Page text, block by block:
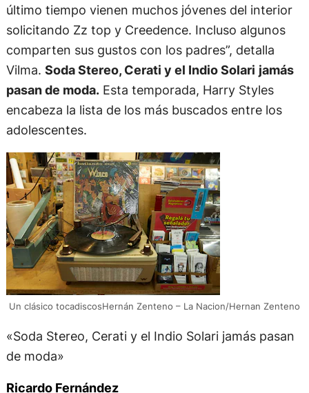
último tiempo vienen muchos jóvenes del interior
solicitando Zz top y Creedence. Incluso algunos
comparten sus gustos con los padres”, detalla
Vilma. Soda Stereo, Cerati y el Indio Solari jamás
pasan de moda.Esta temporada, Harry Styles
encabeza la lista de los más buscados entre los
adolescentes.
Un clásico tocadiscosHernán Zenteno – La Nacion/Hernan Zenteno
«Soda Stereo, Cerati y el Indio Solari jamás pasan
de moda»
Ricardo Fernández